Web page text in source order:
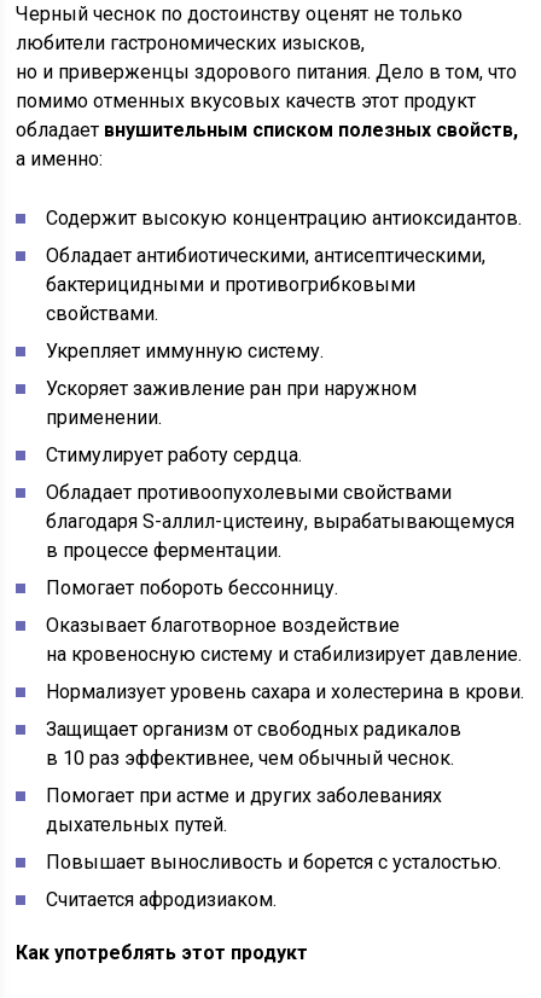
Черный чеснок по достоинству оценят не только
любители гастрономических изысков,
но и приверженцы здорового питания. Дело в том, что
помимо отменных вкусовых качеств этот продукт
обладает внушительным списком полезных свойств,
а именно:
Содержит высокую концентрацию антиоксидантов.
Обладает антибиотическими, антисептическими,
бактерицидными и противогрибковыми
свойствами.
Укрепляет иммунную систему.
Ускоряет заживление ран при наружном
применении.
Стимулирует работу сердца.
Обладает противоопухолевыми свойствами
благодаря S-аллил-цистеину, вырабатывающемуся
в процессе ферментации.
Помогает побороть бессонницу.
Оказывает благотворное воздействие
на кровеносную систему и стабилизирует давление.
Нормализует уровень сахара и холестерина в крови.
Защищает организм от свободных радикалов
в 10 раз эффективнее, чем обычный чеснок.
Помогает при астме и других заболеваниях
дыхательных путей.
Повышает выносливость и борется с усталостью.
Считается афродизиаком.
Как употреблять этот продукт